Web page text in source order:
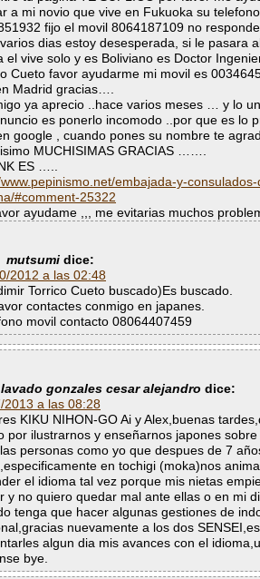
a mi novio que vive en Fukuoka su telefono
fijo el movil 8064187109 no
dias estoy desesperada, si le pasara
el vive solo y es Boliviano es Doctor
Cueto favor ayudarme mi movil es
Madrid gracias….
ya aprecio ..hace varios meses … y lo
es ponerlo incomodo ..por que es lo
google , cuando pones su nombre te
MUCHISIMAS GRACIAS …….
ES …..
embajada-y-
#comment-25322
ayudame ,,, me evitarias muchos
mutsumi dice:
2012 a las 02:48
Torrico Cueto buscado)Es buscado.
contactes conmigo en japanes.
movil contacto 08064407459
lavado gonzales cesar alejandro dice:
2013 a las 08:28
KIKU NIHON-GO Ai y Alex,buenas
por ilustrarnos y enseñarnos japones
personas como yo que despues de 7
en tochigi (moka)nos
el idioma tal vez porque mis nietas
y no quiero quedar mal ante ellas o en mi
tenga que hacer algunas gestiones de
nuevamente a los dos
algun dia mis avances con el
bye.